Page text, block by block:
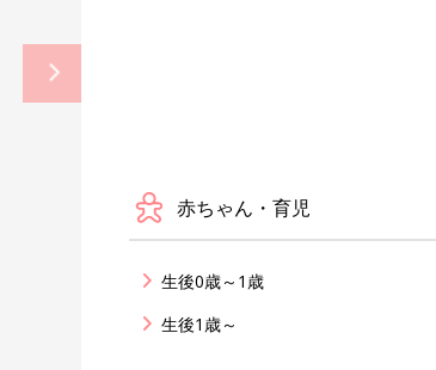
赤ちゃん・育児
生後0歳～1歳
生後1歳～